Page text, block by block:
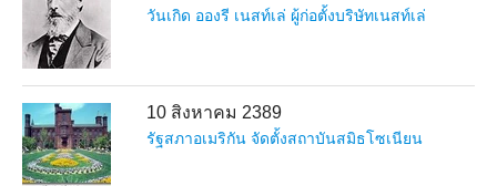
วันเกิด อองรี เนสท์เล่ ผู้ก่อตั้งบริษัทเนสท์เล่
10 สิงหาคม 2389
รัฐสภาอเมริกัน จัดตั้งสถาบันสมิธโซเนียน